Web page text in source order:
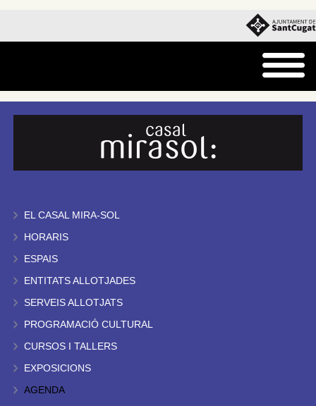
EL CASAL MIRA-SOL
HORARIS
ESPAIS
ENTITATS ALLOTJADES
SERVEIS ALLOTJATS
PROGRAMACIÓ CULTURAL
CURSOS I TALLERS
EXPOSICIONS
AGENDA